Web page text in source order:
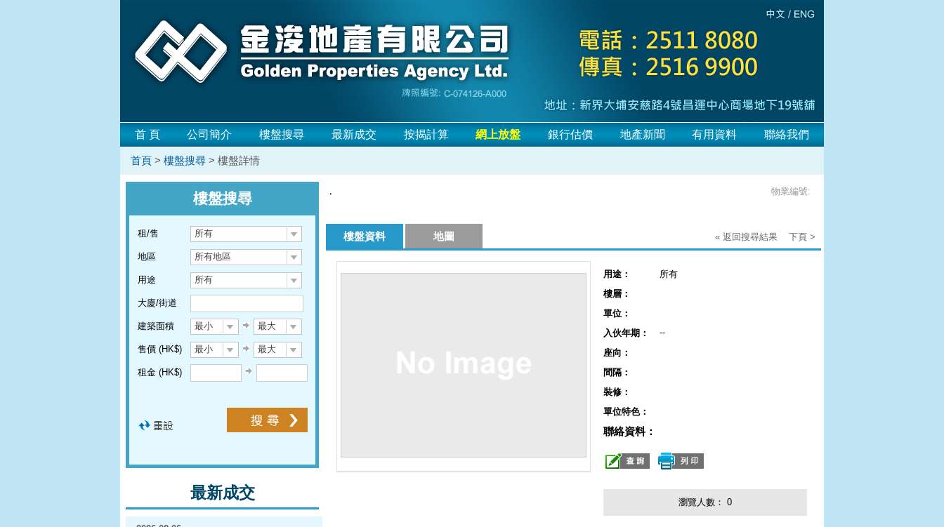
首 頁 公司簡介 樓盤搜尋 最新成交 按揭計算 網上放盤 銀行估價 地產新聞 有用資料 聯絡我們
首頁 > 樓盤搜尋 > 樓盤詳情
樓盤搜尋
租/售 所有
地區 所有地區
用途 所有
大廈/街道
建築面積 最小 最大
售價 (HK$) 最小 最大
租金 (HK$)
最新成交
, 物業編號:
樓盤資料 地圖 « 返回搜尋結果 下頁 >
用途：
所有
樓層：
單位：
入伙年期：
--
座向：
間隔：
裝修：
單位特色：
聯絡資料：
瀏覽人數： 0